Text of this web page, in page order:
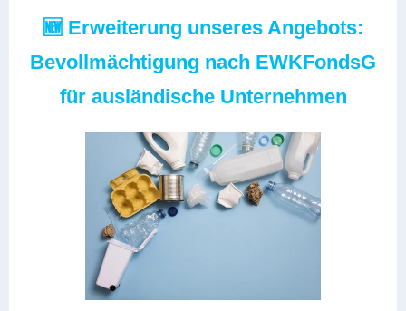
🆕 Erweiterung unseres Angebots:
Bevollmächtigung nach EWKFondsG
für ausländische Unternehmen